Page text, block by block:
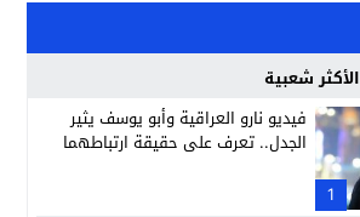
الأكثر شعبية
1
فيديو نارو العراقية وأبو يوسف يثير
الجدل.. تعرف على حقيقة ارتباطهما